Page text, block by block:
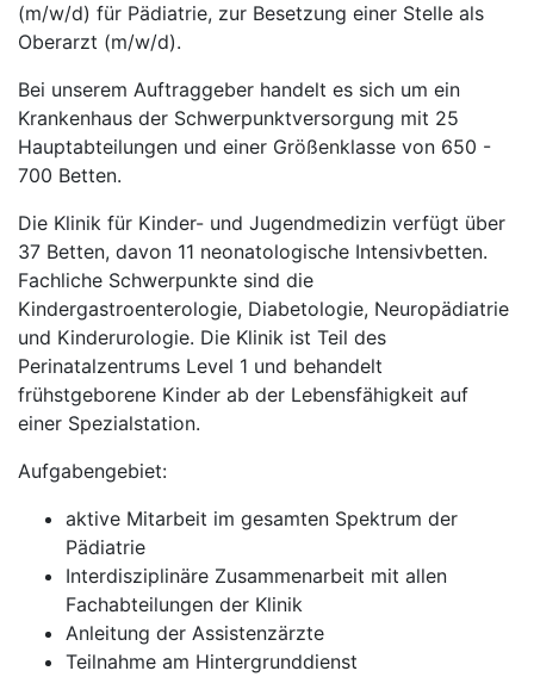
(m/w/d) für Pädiatrie, zur Besetzung einer Stelle als
Oberarzt (m/w/d).
Bei unserem Auftraggeber handelt es sich um ein
Krankenhaus der Schwerpunktversorgung mit 25
Hauptabteilungen und einer Größenklasse von 650 -
700 Betten.
Die Klinik für Kinder- und Jugendmedizin verfügt über
37 Betten, davon 11 neonatologische Intensivbetten.
Fachliche Schwerpunkte sind die
Kindergastroenterologie, Diabetologie, Neuropädiatrie
und Kinderurologie. Die Klinik ist Teil des
Perinatalzentrums Level 1 und behandelt
frühstgeborene Kinder ab der Lebensfähigkeit auf
einer Spezialstation.
Aufgabengebiet:
aktive Mitarbeit im gesamten Spektrum der
Pädiatrie
Interdisziplinäre Zusammenarbeit mit allen
Fachabteilungen der Klinik
Anleitung der Assistenzärzte
Teilnahme am Hintergrunddienst